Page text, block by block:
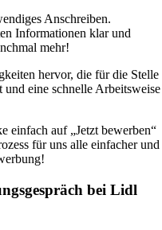
Anschreiben.
Informationen klar und
mehr!
hervor, die für die Stelle
eine schnelle Arbeitsweise
einfach auf „Jetzt bewerben“
für uns alle einfacher und
bei Lidl